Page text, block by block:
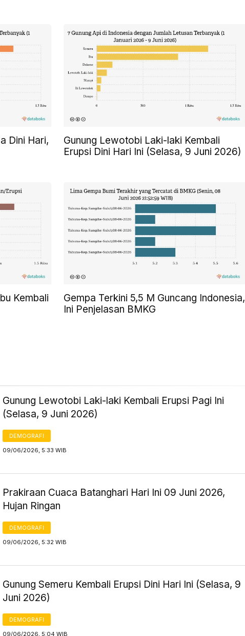
Dini Hari,
Gunung Lewotobi Laki-laki Kembali
Erupsi Dini Hari Ini (Selasa, 9 Juni 2026)
Kembali
Gempa Terkini 5,5 M Guncang Indonesia,
Ini Penjelasan BMKG
Gunung Lewotobi Laki-laki Kembali Erupsi Pagi Ini
(Selasa, 9 Juni 2026)
DEMOGRAFI
09/06/2026, 5:33 WIB
Prakiraan Cuaca Batanghari Hari Ini 09 Juni 2026,
Hujan Ringan
DEMOGRAFI
09/06/2026, 5:32 WIB
Gunung Semeru Kembali Erupsi Dini Hari Ini (Selasa, 9
Juni 2026)
DEMOGRAFI
09/06/2026, 5:04 WIB